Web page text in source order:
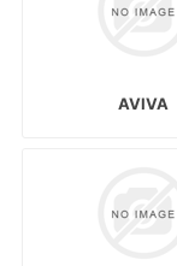
AVIVA